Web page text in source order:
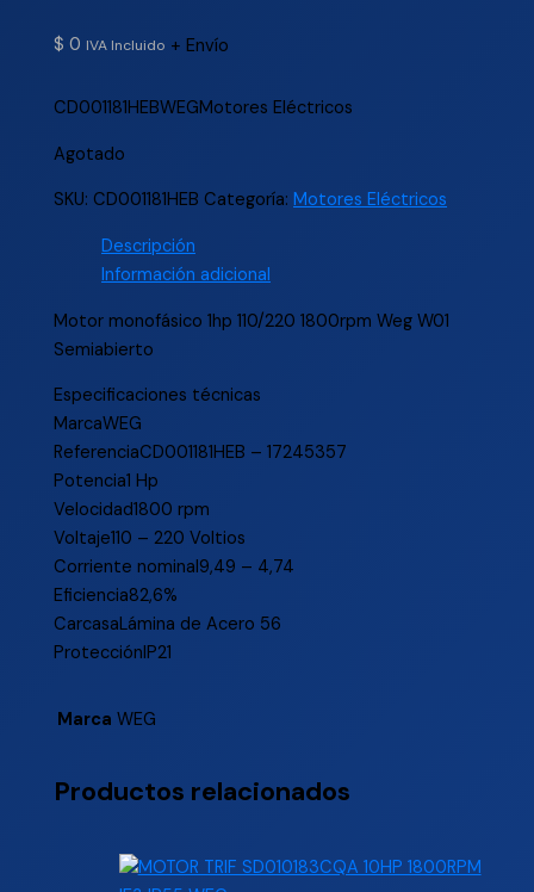
$ 0 IVA Incluido + Envío
CD001181HEBWEGMotores Eléctricos
Agotado
SKU: CD001181HEB Categoría:Motores Eléctricos
Descripción
Información adicional
Motor monofásico 1hp 110/220 1800rpm Weg W01
Semiabierto
Especificaciones técnicas
MarcaWEG
ReferenciaCD001181HEB – 17245357
Potencia1 Hp
Velocidad1800 rpm
Voltaje110 – 220 Voltios
Corriente nominal9,49 – 4,74
Eficiencia82,6%
CarcasaLámina de Acero 56
ProtecciónIP21
Marca WEG
Productos relacionados